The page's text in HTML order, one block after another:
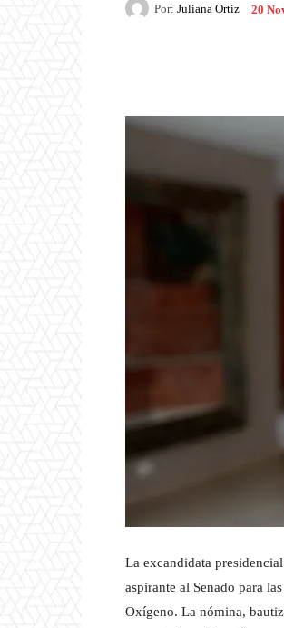
Por: Juliana Ortiz 20
La excandidata
aspirante al Senado para
Oxígeno. La nómina,